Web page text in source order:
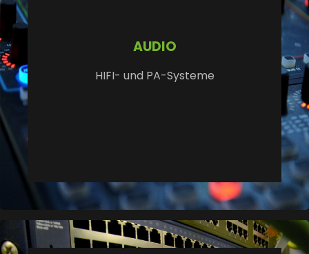
AUDIO
HIFI- und PA-Systeme